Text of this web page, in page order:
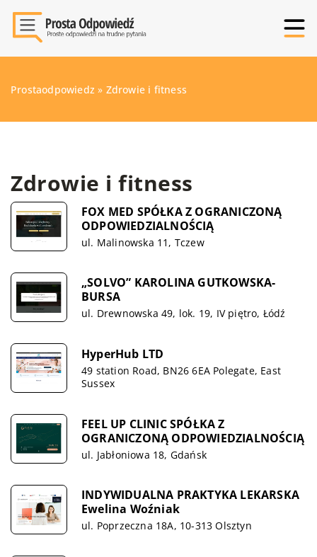
Prostaodpowiedz » Zdrowie i fitness
Zdrowie i fitness
FOX MED SPÓŁKA Z OGRANICZONĄ
ODPOWIEDZIALNOŚCIĄ
ul. Malinowska 11, Tczew
„SOLVO” KAROLINA GUTKOWSKA-
BURSA
ul. Drewnowska 49, lok. 19, IV piętro, Łódź
HyperHub LTD
49 station Road, BN26 6EA Polegate, East
Sussex
FEEL UP CLINIC SPÓŁKA Z
OGRANICZONĄ ODPOWIEDZIALNOŚCIĄ
ul. Jabłoniowa 18, Gdańsk
INDYWIDUALNA PRAKTYKA LEKARSKA
Ewelina Woźniak
ul. Poprzeczna 18A, 10-313 Olsztyn